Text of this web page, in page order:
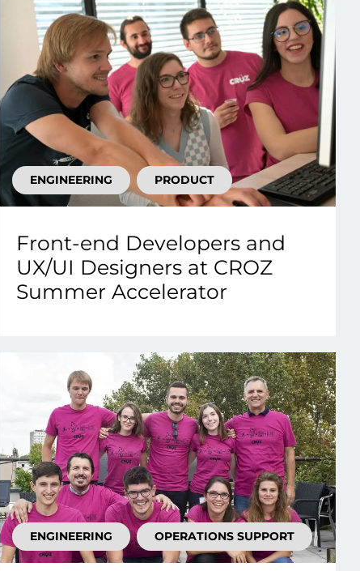
ENGINEERING PRODUCT
Front-end Developers and
UX/UI Designers at CROZ
Summer Accelerator
ENGINEERING OPERATIONS SUPPORT